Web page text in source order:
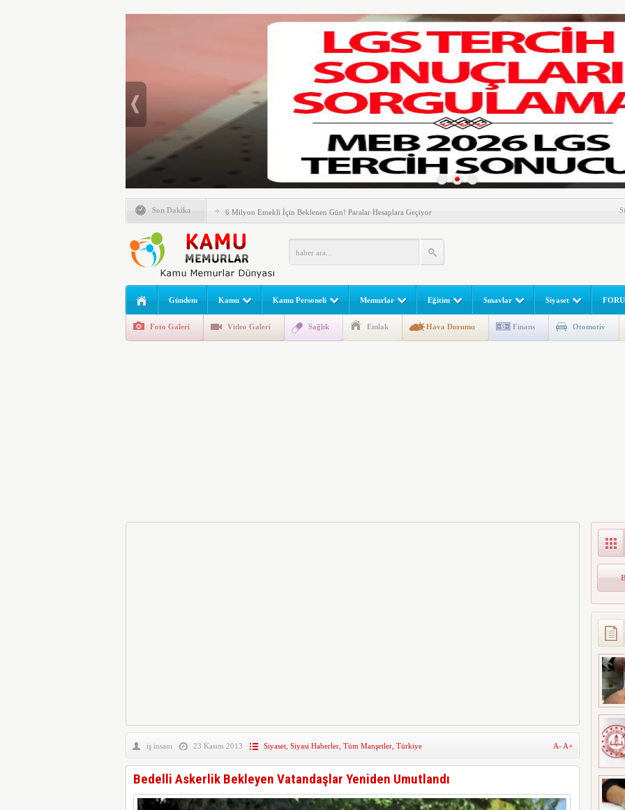
Son Dakika
Emlak Vergisinde Yeni Dönem! Ev Sahipleri Dikkat
6 Milyon Emekli İçin Beklenen Gün! Paralar Hesaplara Geçiyor
LGS Nakil Başvurusu Nasıl Yapılır? e-Okul Adım Adım Rehber (2026)
MEB LGS 2026 SONUÇ SORGULAMA EKRANI! LGS Sınav Sonuçları MEB Tarafından
Açıklandı! Liselere Geçiş Sınavı (LGS) (meb.gov.tr) Sonuç Sorgulama Ekranı
2026 Yılı Norm Güncellemeleri Başladı! Öğretmenler Nelere Dikkat Etmeli?
E-Devlet Unutulan Para Sorgulaması Başladı: Unuttuğunuz Paralar Ortaya Çıkabilir, Mirasçıları
Gündem Kamu Kamu Personeli Memurlar Eğitim Sınavlar Siyaset
Foto Galeri Video Galeri Sağlık Emlak Hava Durumu Finans Otomotiv
iş insanı 23 Kasım 2013 Siyaset, Siyasi Haberler, Tüm Manşetler, Türkiye A- A+
Bedelli Askerlik Bekleyen Vatandaşlar Yeniden Umutlandı